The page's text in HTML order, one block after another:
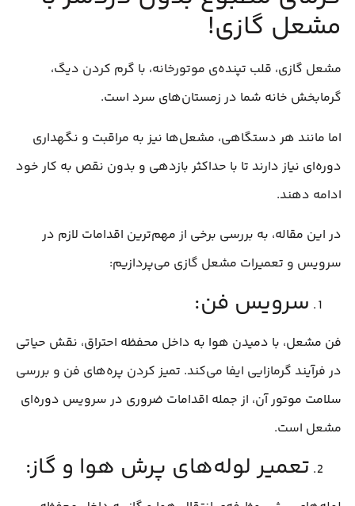
مشعل گازی!
مشعل گازی، قلب تپنده‌ی موتورخانه، با گرم کردن دیگ،
گرمابخش خانه شما در زمستان‌های سرد است.
اما مانند هر دستگاهی، مشعل‌ها نیز به مراقبت و نگهداری
دوره‌ای نیاز دارند تا با حداکثر بازدهی و بدون نقص به کار خود
ادامه دهند.
در این مقاله، به بررسی برخی از مهم‌ترین اقدامات لازم در
سرویس و تعمیرات مشعل گازی می‌پردازیم:
سرویس فن:
فن مشعل، با دمیدن هوا به داخل محفظه احتراق، نقش حیاتی
در فرآیند گرمازایی ایفا می‌کند. تمیز کردن پره‌های فن و بررسی
سلامت موتور آن، از جمله اقدامات ضروری در سرویس دوره‌ای
مشعل است.
تعمیر لوله‌های پرش هوا و گاز: